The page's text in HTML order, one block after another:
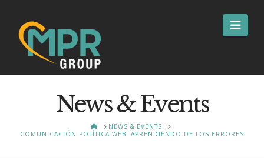
News & Events
HOMENEWS & EVENTS
COMUNICACIÓN POLÍTICA WEB: APRENDIENDO DE LOS ERRORES